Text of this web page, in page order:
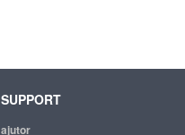
SUPPORT
ajutor